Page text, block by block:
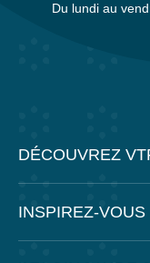
Du lundi au
DÉCOUVREZ
INSPIREZ-VOUS